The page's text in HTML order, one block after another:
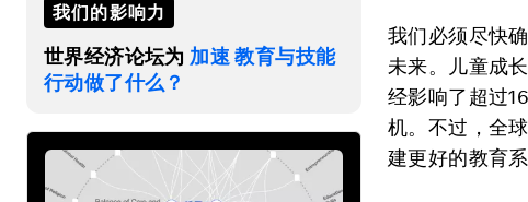
我们的影响力
世界经济论坛为 加速 教育与技能
行动做了什么？
我们必须尽快
未来。儿童成
经影响了超过
机。不过，全
建更好的教育